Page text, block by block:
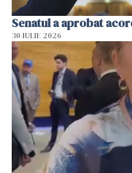
Senatul a aprobat
30 IULIE 2026